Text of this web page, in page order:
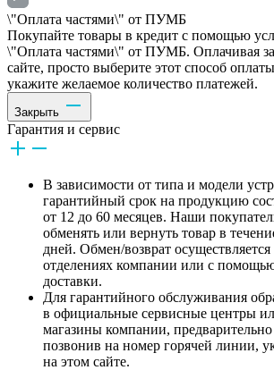
\"Оплата частями\" от ПУМБ
Покупайте товары в кредит с помощью
\"Оплата частями\" от ПУМБ. Оплачивая
сайте, просто выберите этот способ
укажите желаемое количество платежей.
Закрыть
Гарантия и сервис
В зависимости от типа и модели
гарантийный срок на продукцию
от 12 до 60 месяцев. Наши
обменять или вернуть товар в
дней. Обмен/возврат осуществляется
отделениях компании или с
доставки.
Для гарантийного обслуживания
в официальные сервисные центры
магазины компании, предварительно
позвонив на номер горячей линии,
на этом сайте.